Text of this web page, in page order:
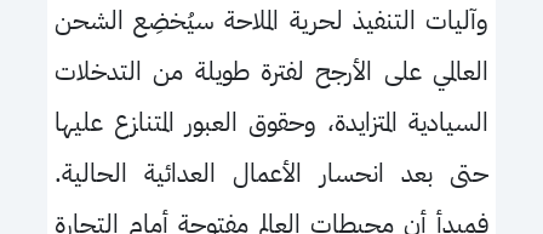
وآليات التنفيذ لحرية الملاحة سيُخضِع الشحن
العالمي على الأرجح لفترة طويلة من التدخلات
السيادية المتزايدة، وحقوق العبور المتنازع عليها
حتى بعد انحسار الأعمال العدائية الحالية.
فمبدأ أن محيطات العالم مفتوحة أمام التجارة